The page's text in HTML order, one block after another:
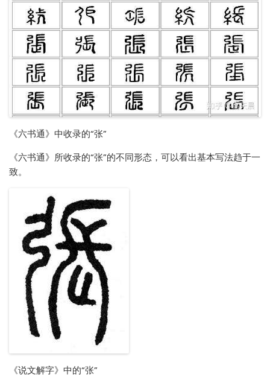
《六书通》中收录的“张”
《六书通》所收录的“张”的不同形态，可以看出基本写法趋于一
致。
《说文解字》中的“张”